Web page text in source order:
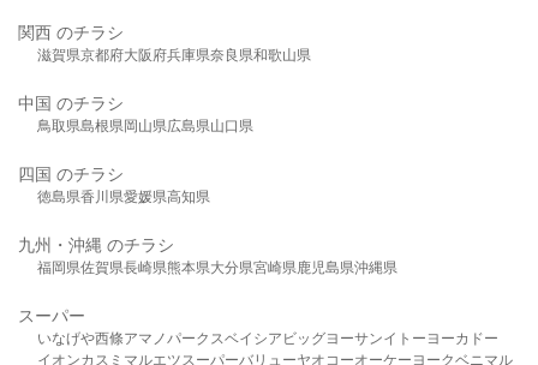
関西 のチラシ
滋賀県京都府大阪府兵庫県奈良県和歌山県
中国 のチラシ
鳥取県島根県岡山県広島県山口県
四国 のチラシ
徳島県香川県愛媛県高知県
九州・沖縄 のチラシ
福岡県佐賀県長崎県熊本県大分県宮崎県鹿児島県沖縄県
スーパー
いなげや西條アマノパークスベイシア ビッグヨーサンイトーヨーカドー
イオンカスミ マルエツスーパーバリューヤオコーオーケー ヨークベニマル